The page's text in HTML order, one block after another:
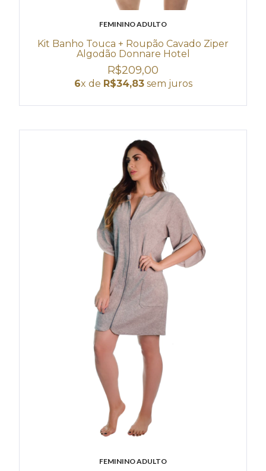
FEMININO ADULTO
Kit Banho Touca + Roupão Cavado Ziper
Algodão Donnare Hotel
R$209,00
6x de R$34,83sem juros
FEMININO ADULTO